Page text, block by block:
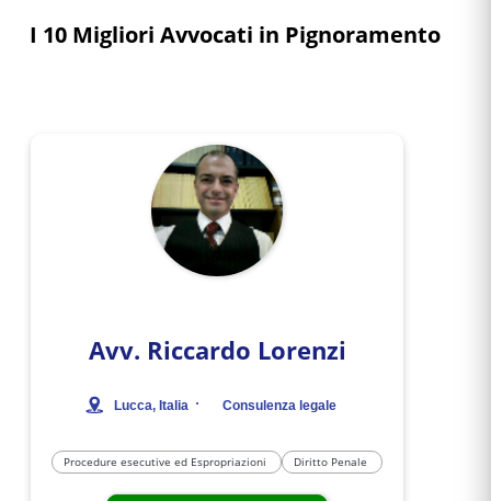
I 10 Migliori Avvocati in Pignoramento
Avv. Riccardo Lorenzi
Lucca, Italia · Consulenza legale
Procedure esecutive ed Espropriazioni Diritto Penale